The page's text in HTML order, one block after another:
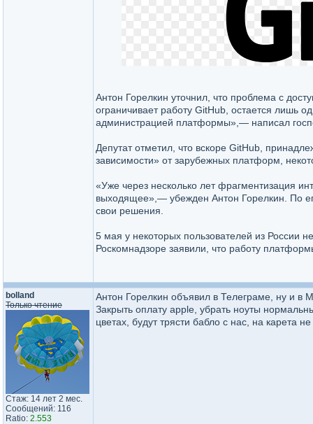
Антон Горелкин уточнил, что проблема с
ограничивает работу GitHub, остается лишь
администрацией платформы»,— написал
Депутат отметил, что вскоре GitHub,
зависимости» от зарубежных платформ,
«Уже через несколько лет фрагментизация
выходящее»,— убежден Антон Горелкин. По
свои решения.
5 мая у некоторых пользователей из России
Роскомнадзоре заявили, что работу
bolland
Только чтение
Стаж: 14 лет 2 мес.
Сообщений: 116
Ratio: 2.553
Антон Горелкин объявил в Телеграме, ну и в
Закрыть оплату apple, убрать ноуты
цветах, будут трясти бабло с нас, на карета